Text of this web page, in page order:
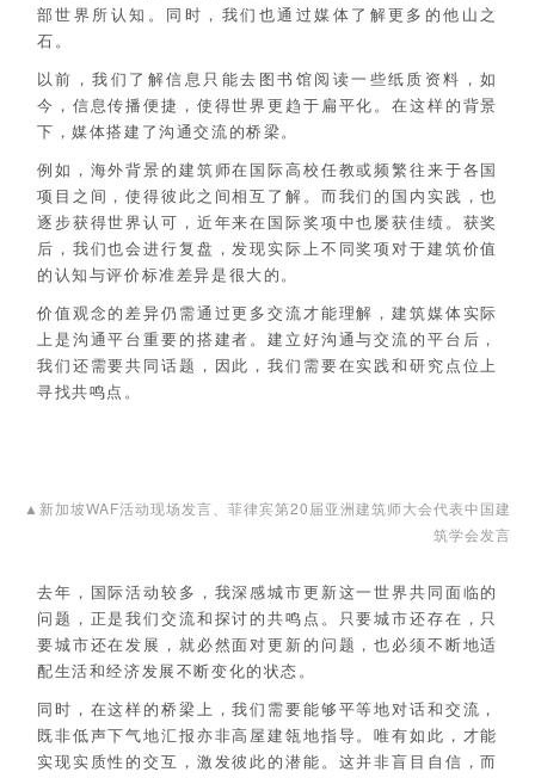
部世界所认知。同时，我们也通过媒体了解更多的他山之
石。
以前，我们了解信息只能去图书馆阅读一些纸质资料，如
今，信息传播便捷，使得世界更趋于扁平化。在这样的背景
下，媒体搭建了沟通交流的桥梁。
例如，海外背景的建筑师在国际高校任教或频繁往来于各国
项目之间，使得彼此之间相互了解。而我们的国内实践，也
逐步获得世界认可，近年来在国际奖项中也屡获佳绩。获奖
后，我们也会进行复盘，发现实际上不同奖项对于建筑价值
的认知与评价标准差异是很大的。
价值观念的差异仍需通过更多交流才能理解，建筑媒体实际
上是沟通平台重要的搭建者。建立好沟通与交流的平台后，
我们还需要共同话题，因此，我们需要在实践和研究点位上
寻找共鸣点。
▲新加坡WAF活动现场发言、菲律宾第20届亚洲建筑师大会代表中国建
筑学会发言
去年，国际活动较多，我深感城市更新这一世界共同面临的
问题，正是我们交流和探讨的共鸣点。只要城市还存在，只
要城市还在发展，就必然面对更新的问题，也必须不断地适
配生活和经济发展不断变化的状态。
同时，在这样的桥梁上，我们需要能够平等地对话和交流，
既非低声下气地汇报亦非高屋建瓴地指导。唯有如此，才能
实现实质性的交互，激发彼此的潜能。这并非盲目自信，而